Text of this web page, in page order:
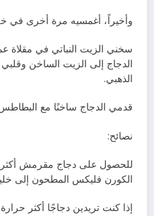
وأخيراً،‭ ‬أغمسيه‭ ‬مرة‭ ‬أخرى‭ ‬في‭ ‬خليط‭ ‬الدقيق‭.‬
‬الذهبي‭.‬
قدمي‭ ‬الدجاج‭ ‬ساخنًا‭ ‬مع‭ ‬البطاطس‭ ‬المقلية‭ ‬أو‭ ‬السلطة‭.‬
نصائح‭:‬
‬الكورن‭ ‬فليكس‭ ‬المطحون‭ ‬إلى‭ ‬خليط‭ ‬الدقيق‭.‬